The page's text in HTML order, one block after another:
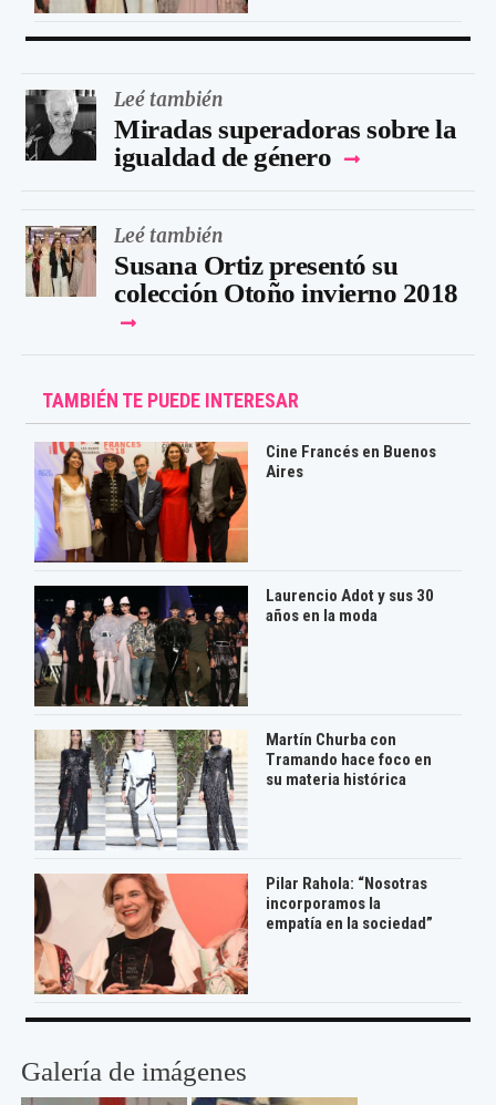
Leé también
Miradas superadoras sobre la
igualdad de género
Leé también
Susana Ortiz presentó su
colección Otoño invierno 2018
TAMBIÉN TE PUEDE INTERESAR
Cine Francés en Buenos
Aires
Laurencio Adot y sus 30
años en la moda
Martín Churba con
Tramando hace foco en
su materia histórica
Pilar Rahola: “Nosotras
incorporamos la
empatía en la sociedad”
Galería de imágenes